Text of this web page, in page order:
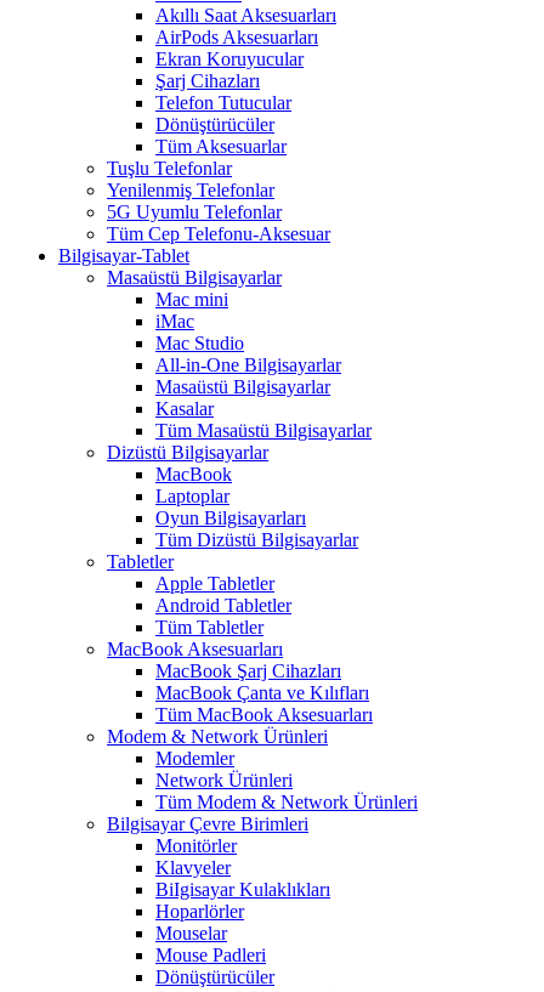
Akıllı Saat Aksesuarları
AirPods Aksesuarları
Ekran Koruyucular
Şarj Cihazları
Telefon Tutucular
Dönüştürücüler
Tüm Aksesuarlar
Tuşlu Telefonlar
Yenilenmiş Telefonlar
5G Uyumlu Telefonlar
Tüm Cep Telefonu-Aksesuar
Bilgisayar-Tablet
Masaüstü Bilgisayarlar
Mac mini
iMac
Mac Studio
All-in-One Bilgisayarlar
Masaüstü Bilgisayarlar
Kasalar
Tüm Masaüstü Bilgisayarlar
Dizüstü Bilgisayarlar
MacBook
Laptoplar
Oyun Bilgisayarları
Tüm Dizüstü Bilgisayarlar
Tabletler
Apple Tabletler
Android Tabletler
Tüm Tabletler
MacBook Aksesuarları
MacBook Şarj Cihazları
MacBook Çanta ve Kılıfları
Tüm MacBook Aksesuarları
Modem & Network Ürünleri
Modemler
Network Ürünleri
Tüm Modem & Network Ürünleri
Bilgisayar Çevre Birimleri
Monitörler
Klavyeler
BiIgisayar Kulaklıkları
Hoparlörler
Mouselar
Mouse Padleri
Dönüştürücüler